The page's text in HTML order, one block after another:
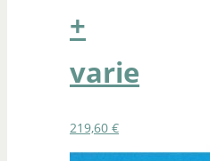
+
varie
219,60 €